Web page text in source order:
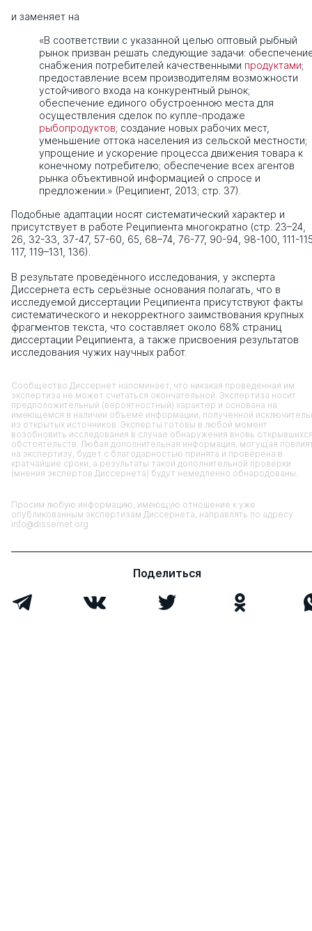
и заменяет на
«В соответствии с указанной целью оптовый рыбный
рынок призван решать следующие задачи:
снабжения потребителей качественными продуктами;
предоставление всем производителям возможности
устойчивого входа на конкурентный рынок;
обеспечение единого обустроенною места для
осуществления сделок по купле-продаже
рыбопродуктов; создание новых рабочих мест,
уменьшение оттока населения из сельской местности;
упрощение и ускорение процесса движения товара к
конечному потребителю; обеспечение всех агентов
рынка объективной информацией о спросе и
предложении.» (Реципиент, 2013; стр. 37).
Подобные адаптации носят систематический характер и
присутствует в работе Реципиента многократно (стр. 23–24,
26, 32-33, 37-47, 57-60, 65, 68–74, 76-77, 90-94, 98-100, 111-
117, 119–131, 136).
В результате проведённого исследования, у эксперта
Диссернета есть серьёзные основания полагать, что в
исследуемой диссертации Реципиента присутствуют факты
систематического и некорректного заимствования крупных
фрагментов текста, что составляет около 68% страниц
диссертации Реципиента, а также присвоения результатов
исследования чужих научных работ.
Сообщество Диссернет напоминает, что никакая проведенная им
экспертиза не может считаться окончательной. Экспертиза носит
предположительный (вероятностный) характер и основана на
имеющемся в наличии объеме информации, полученной
из открытых источников. Эксперты готовы в любой момент
возобновить исследования в случае обнаружения вновь
обстоятельств. Любая дополнительная информация, могущая
на экспертизу, будет с благодарностью принята и проверена в
кратчайшие сроки, а результаты такой дополнительной проверки
(мнения экспертов Диссернета) будут немедленно обнародованы.
Просим любую информацию, имеющую отношение к уже
опубликованным экспертизам Диссернета, направлять по адресу
info@dissernet.org
Поделиться